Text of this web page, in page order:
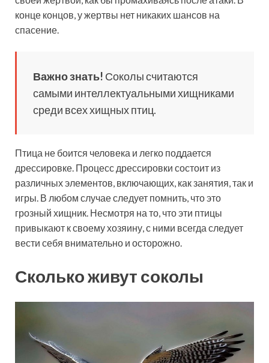
конце концов, у жертвы нет никаких шансов на
спасение.
Важно знать! Соколы считаются
самыми интеллектуальными хищниками
среди всех хищных птиц.
Птица не боится человека и легко поддается
дрессировке. Процесс дрессировки состоит из
различных элементов, включающих, как занятия, так и
игры. В любом случае следует помнить, что это
грозный хищник. Несмотря на то, что эти птицы
привыкают к своему хозяину, с ними всегда следует
вести себя внимательно и осторожно.
Сколько живут соколы